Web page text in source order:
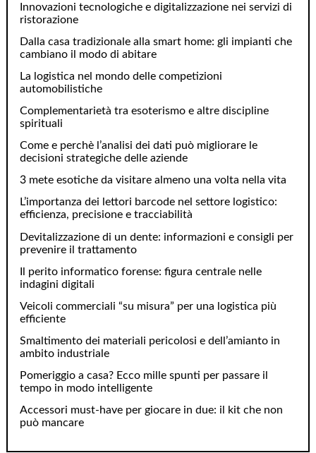
Innovazioni tecnologiche e digitalizzazione nei servizi di
ristorazione
Dalla casa tradizionale alla smart home: gli impianti che
cambiano il modo di abitare
La logistica nel mondo delle competizioni
automobilistiche
Complementarietà tra esoterismo e altre discipline
spirituali
Come e perchè l’analisi dei dati può migliorare le
decisioni strategiche delle aziende
3 mete esotiche da visitare almeno una volta nella vita
L’importanza dei lettori barcode nel settore logistico:
efficienza, precisione e tracciabilità
Devitalizzazione di un dente: informazioni e consigli per
prevenire il trattamento
Il perito informatico forense: figura centrale nelle
indagini digitali
Veicoli commerciali “su misura” per una logistica più
efficiente
Smaltimento dei materiali pericolosi e dell’amianto in
ambito industriale
Pomeriggio a casa? Ecco mille spunti per passare il
tempo in modo intelligente
Accessori must-have per giocare in due: il kit che non
può mancare